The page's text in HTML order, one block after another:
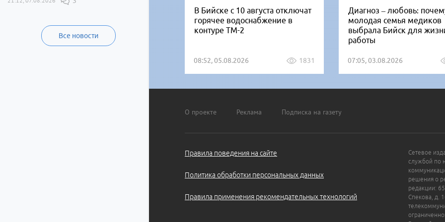
Все новости
В Бийске с 10 августа отключат
горячее водоснабжение в
контуре ТМ-2
08:52, 05.08.2026 1831
Диагноз – любовь:
молодая семья медиков
выбрала Бийск для
работы
07:05, 03.08.2026
О проекте Реклама Подписка на газету
Правила поведения на сайте
Политика обработки персональных данных
Правила применения рекомендательных технологий
Сетевое
службой по
решения о
редакции:
Спекова, д.